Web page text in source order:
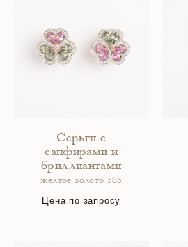
Серьги с
сапфирами и
бриллиантами
желтое золото 585
Цена по запросу